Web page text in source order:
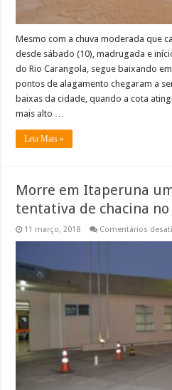
Mesmo com a chuva moderada que
desde sábado (10), madrugada e
do Rio Carangola, segue baixando
pontos de alagamento chegaram a
baixas da cidade, quando a cota
mais alto …
Leia Mais »
Morre em Itaperuna
tentativa de chacina
11 março, 2018 Comentários